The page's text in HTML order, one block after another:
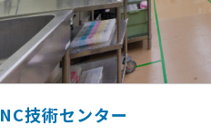
NC技術センター